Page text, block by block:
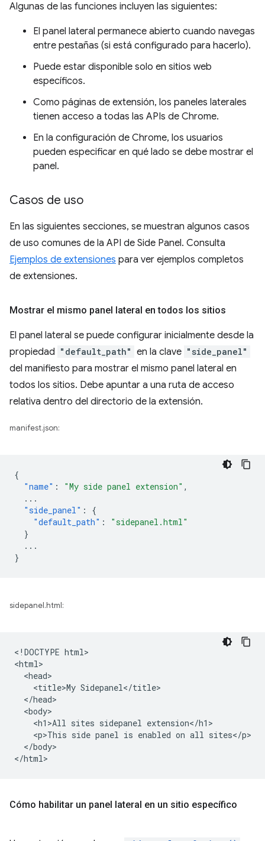
Algunas de las funciones incluyen las siguientes:
El panel lateral permanece abierto cuando navegas
entre pestañas (si está configurado para hacerlo).
Puede estar disponible solo en sitios web
específicos.
Como páginas de extensión, los paneles laterales
tienen acceso a todas las APIs de Chrome.
En la configuración de Chrome, los usuarios
pueden especificar en qué lado se debe mostrar el
panel.
Casos de uso
En las siguientes secciones, se muestran algunos casos
de uso comunes de la API de Side Panel. Consulta
Ejemplos de extensiones para ver ejemplos completos
de extensiones.
Mostrar el mismo panel lateral en todos los sitios
El panel lateral se puede configurar inicialmente desde la
propiedad "default_path" en la clave "side_panel"
del manifiesto para mostrar el mismo panel lateral en
todos los sitios. Debe apuntar a una ruta de acceso
relativa dentro del directorio de la extensión.
manifest.json:
{
"name" : "My side panel extension" ,
...
"side_panel" :
{
"default_path" :
"sidepanel.html"
}
...
}
sidepanel.html:
<!DOCTYPE html>
<html>
  <head>
    <title>My Sidepanel</title>
  </head>
  <body>
    <h1>All sites sidepanel extension</h1>
    <p>This side panel is enabled on all sites</p>
  </body>
Cómo habilitar un panel lateral en un sitio específico